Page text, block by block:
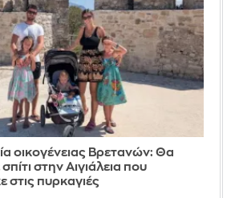
οικογένειας Βρετανών: Θα
στην Αιγιάλεια που
πυρκαγιές